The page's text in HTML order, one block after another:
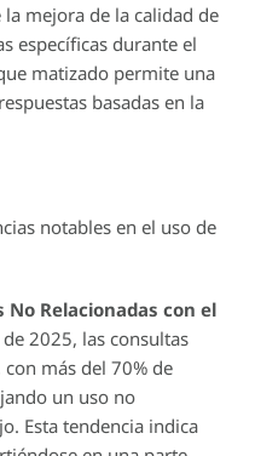
mejora de la calidad de
específicas durante el
matizado permite una
basadas en la
notables en el uso de
Relacionadas con el
2025, las consultas
más del 70% de
un uso no
Esta tendencia indica